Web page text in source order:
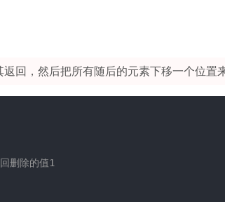
回，然后把所有随后的元素下移一个位置
删除的值1